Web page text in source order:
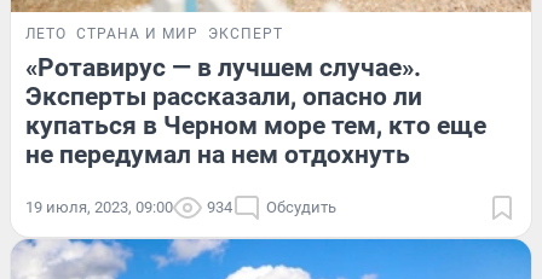
ЛЕТО СТРАНА И МИР ЭКСПЕРТ
«Ротавирус — в лучшем случае».
Эксперты рассказали, опасно ли
купаться в Черном море тем, кто еще
не передумал на нем отдохнуть
19 июля, 2023, 09:00 934 Обсудить